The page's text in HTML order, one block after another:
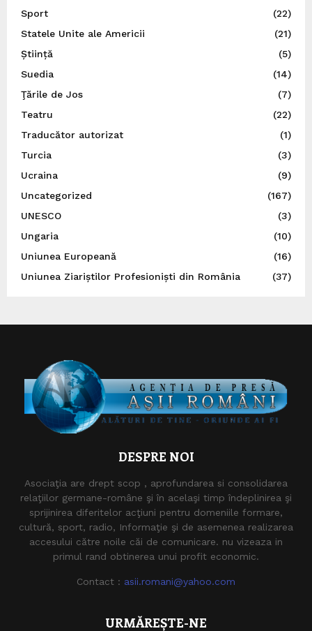
Sport
(22)
Statele Unite ale Americii
(21)
Știință
(5)
Suedia
(14)
Ţările de Jos
(7)
Teatru
(22)
Traducător autorizat
(1)
Turcia
(3)
Ucraina
(9)
Uncategorized
(167)
UNESCO
(3)
Ungaria
(10)
Uniunea Europeană
(16)
Uniunea Ziariștilor Profesioniști din România
(37)
DESPRE NOI
Asociaţia are drept scop , aprofundarea si consolidarea
relaţiilor germane-române şi în acelaşi timp îndeplinirea şi
sprijinirea diferitelor acţiuni pentru domeniile formare,
cultură, sport, radio, Informaţie şi de asemenea realizarea
accesului către noile căi de comunicare. nu vizeaza in
primul rand obtinerea unui profit economic.
Contact : asii.romani@yahoo.com
URMĂREȘTE-NE